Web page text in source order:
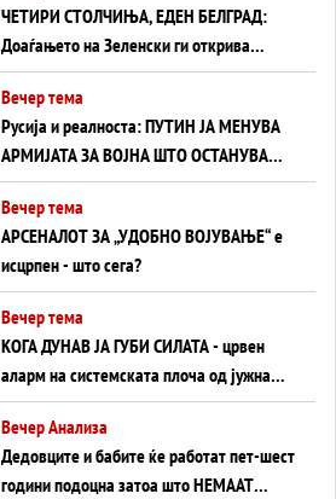
ЧЕТИРИ СТОЛЧИЊА, ЕДЕН БЕЛГРАД:
Доаѓањето на Зеленски ги открива
тајните на политиката на балансирање
на Вучиќ
Вечер тема
Русија и реалноста: ПУТИН ЈА МЕНУВА
АРМИЈАТА ЗА ВОЈНА ШТО ОСТАНУВА
БЕЗ ФРОНТ
Вечер тема
АРСЕНАЛОТ ЗА „УДОБНО ВОЈУВАЊЕ“ е
исцрпен - што сега?
Вечер тема
КОГА ДУНАВ ЈА ГУБИ СИЛАТА - црвен
аларм на системската плоча од јужна
Германија до Црното Море...
Вечер Анализа
Дедовците и бабите ќе работат пет-шест
години подоцна затоа што НЕМААТ